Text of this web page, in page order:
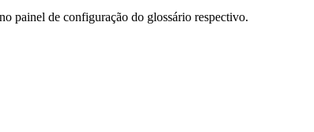
painel de configuração do glossário respectivo.